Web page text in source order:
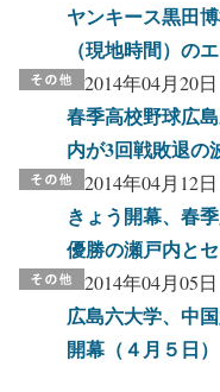
ヤンキース黒田
（現地時間）の
2014年04月20日
春季高校野球広
内が3回戦敗退の
2014年04月12日
きょう開幕、春
優勝の瀬戸内と
2014年04月05日
広島六大学、中
開幕（４月５日）